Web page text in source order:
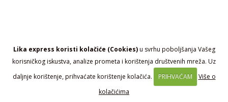
Lika express koristi kolačiće (Cookies)u svrhu poboljšanja Vašeg
korisničkog iskustva, analize prometa i korištenja društvenih mreža. Uz
daljnje korištenje, prihvaćate korištenje kolačića.
PRIHVAĆAM
Više o
kolačićima